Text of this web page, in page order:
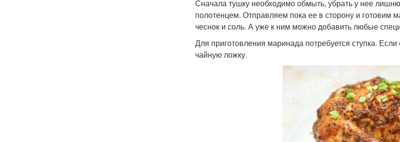
Сначала тушку необходимо обмыть, убрать у нее
полотенцем. Отправляем пока ее в сторону и
чеснок и соль. А уже к ним можно добавить любые
Для приготовления маринада потребуется ступка.
чайную ложку.